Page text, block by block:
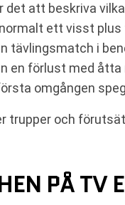
att beskriva
ett visst plus
tävlingsmatch i
en förlust med
omgången
trupper och
PÅ TV